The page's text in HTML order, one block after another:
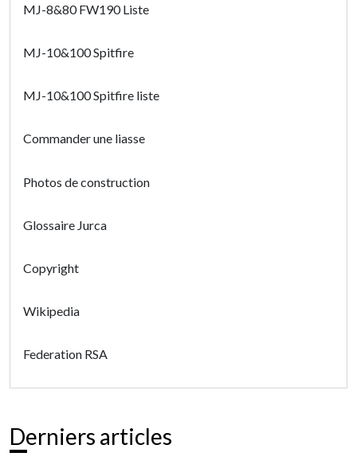
MJ-8&80 FW190 Liste
MJ-10&100 Spitfire
MJ-10&100 Spitfire liste
Commander une liasse
Photos de construction
Glossaire Jurca
Copyright
Wikipedia
Federation RSA
Derniers articles